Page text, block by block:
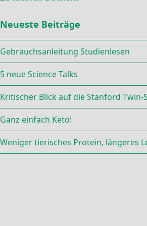
Neueste Beiträge
Gebrauchsanleitung Studienlesen
5 neue Science Talks
Kritischer Blick auf die Stanford Twin-
Ganz einfach Keto!
Weniger tierisches Protein, längeres